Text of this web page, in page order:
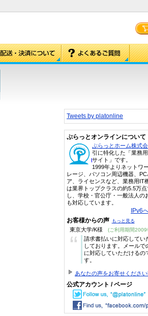
Tweets by platonline
ぷらっとオンラインについて
ぷらっとホーム株式
引に特化した「業務
サイト」です。
1999年よりネットワ
レージ、パソコン周辺機器、
ア、ライセンスなど、業務用IT
は業界トップクラスの約5.5万
し、学校・官公庁・一般法人の
も対応しています。
IPv6
お客様からの声 もっと見る
東京大学/K様 (ご利用期間2009
“
請求書払いに対応してい
しております。メールで
に対応していただけるの
す。
あなたの声をお寄せください!
公式アカウント / ページ